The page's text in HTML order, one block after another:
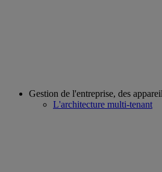
Gestion de l'entreprise, des
L'architecture multi-tenant